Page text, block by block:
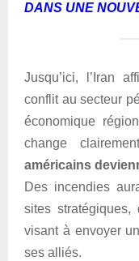
DANS UNE
Jusqu’ici, l’Iran
conflit au secteur
économique
change
américains
Des incendies
sites
visant à envoyer
ses alliés.